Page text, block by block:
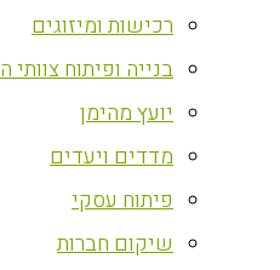
רכישות ומיזוגים
בנייה ופיתוח צוותי
יועץ מהימן
מדדים ויעדים
פיתוח עסקי
שיקום חברות